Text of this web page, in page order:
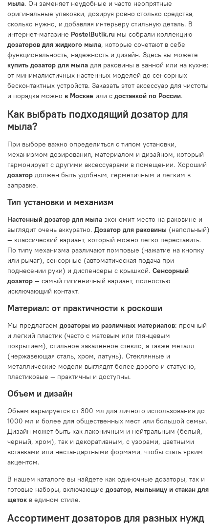
мыла. Он заменяет неудобные и часто неопрятные
оригинальные упаковки, дозируя ровно столько средства,
сколько нужно, и добавляя интерьеру стильную деталь. В
интернет-магазине PostelButik.ru мы собрали коллекцию
дозаторов для жидкого мыла, которые сочетают в себе
функциональность, надежность и дизайн. Здесь вы можете
купить дозатор для мыла для раковины в ванной или на кухне:
от минималистичных настенных моделей до сенсорных
бесконтактных устройств. Заказать этот аксессуар для чистоты
и порядка можно в Москве или с доставкой по России.
Как выбрать подходящий дозатор для
мыла?
При выборе важно определиться с типом установки,
механизмом дозирования, материалом и дизайном, который
гармонирует с другими аксессуарами в помещении. Хороший
дозатор должен быть удобным, герметичным и легким в
заправке.
Тип установки и механизм
Настенный дозатор для мыла экономит место на раковине и
выглядит очень аккуратно. Дозатор для раковины (напольный)
— классический вариант, который можно легко переставить.
По типу механизма различают помповые (нажатие на кнопку
или рычаг), сенсорные (автоматическая подача при
поднесении руки) и диспенсеры с крышкой. Сенсорный
дозатор — самый гигиеничный вариант, полностью
исключающий контакт.
Материал: от практичности к роскоши
Мы предлагаем дозаторы из различных материалов: прочный
и легкий пластик (часто с матовым или глянцевым
покрытием), стильное закаленное стекло, а также металл
(нержавеющая сталь, хром, латунь). Стеклянные и
металлические модели выглядят более дорого и статусно,
пластиковые — практичны и доступны.
Объем и дизайн
Объем варьируется от 300 мл для личного использования до
1000 мл и более для общественных мест или большой семьи.
Дизайн может быть как лаконичным и нейтральным (белый,
черный, хром), так и декоративным, с узорами, цветными
вставками или нестандартными формами, чтобы стать ярким
акцентом.
В нашем каталоге вы найдете как одиночные дозаторы, так и
готовые наборы, включающие дозатор, мыльницу и стакан для
щеток в едином стиле.
Ассортимент дозаторов для разных нужд